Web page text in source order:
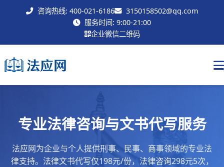
咨询热线: 400-021-6186
3150158502@qq.com
服务时间: 9:00-21:00
企业微信二维码
专业法律咨询与文书代写服务
法应网为企业与个人提供刑事、民事、商事领域的专业法
律支持。法律文书代写仅198元/份，法律咨询298元5次，